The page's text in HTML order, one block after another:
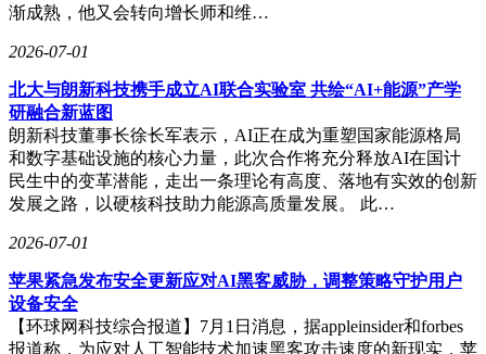
渐成熟，他又会转向增长师和维…
2026-07-01
北大与朗新科技携手成立AI联合实验室 共绘“AI+能源”产学
研融合新蓝图
朗新科技董事长徐长军表示，AI正在成为重塑国家能源格局
和数字基础设施的核心力量，此次合作将充分释放AI在国计
民生中的变革潜能，走出一条理论有高度、落地有实效的创新
发展之路，以硬核科技助力能源高质量发展。 此…
2026-07-01
苹果紧急发布安全更新应对AI黑客威胁，调整策略守护用户
设备安全
【环球网科技综合报道】7月1日消息，据appleinsider和forbes
报道称，为应对人工智能技术加速黑客攻击速度的新现实，苹